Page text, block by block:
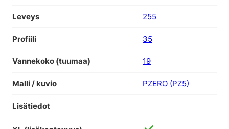
Leveys 255
Profiili 35
Vannekoko (tuumaa) 19
Malli / kuvio PZERO (PZ5)
Lisätiedot